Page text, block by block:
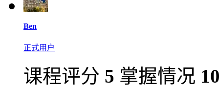
Ben
正式用户
课程评分 5 掌握情况